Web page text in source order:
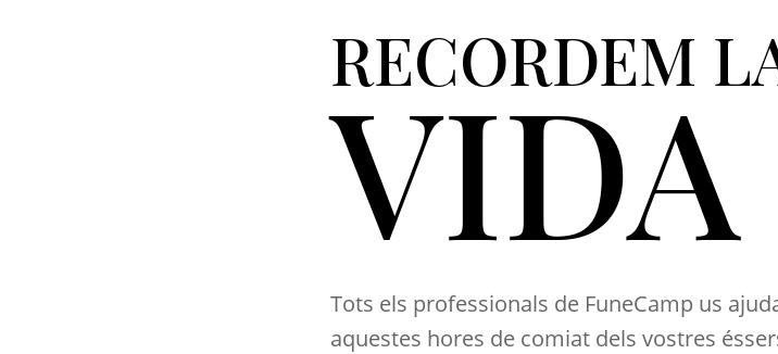
RECORDEM
VIDA
Tots els professionals de FuneCamp us
aquestes hores de comiat dels vostres